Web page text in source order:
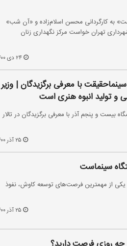
به کارگردانی محسن اسلام‌زاده و «آن شب»
تهران خواست مرکز نگهداری زنان
۲۴ دی ۱۴۰۰
با معرفی برگزیدگان | وزیر
و تولید انبوه هنری است
بیست و پنجم آذر با معرفی برگزیدگان در تالار
سینماست
از مهمترین فرصت‌های توسعه کاوش، نفوذ